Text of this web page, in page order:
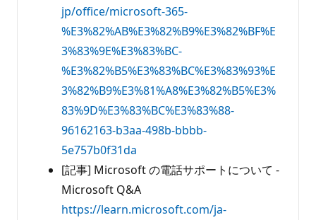
jp/office/microsoft-365-
%E3%82%AB%E3%82%B9%E3%82%BF%E
3%83%9E%E3%83%BC-
%E3%82%B5%E3%83%BC%E3%83%93%E
3%82%B9%E3%81%A8%E3%82%B5%E3%
83%9D%E3%83%BC%E3%83%88-
96162163-b3aa-498b-bbbb-
5e757b0f31da
[記事] Microsoft の電話サポートについて -
Microsoft Q&A
https://learn.microsoft.com/ja-